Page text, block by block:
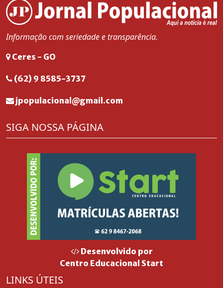
Informação com seriedade e transparência.
Ceres - GO
(62) 9 8585-3737
jpopulacional@gmail.com
SIGA NOSSA PÁGINA
Desenvolvido por
Centro Educacional Start
LINKS ÚTEIS